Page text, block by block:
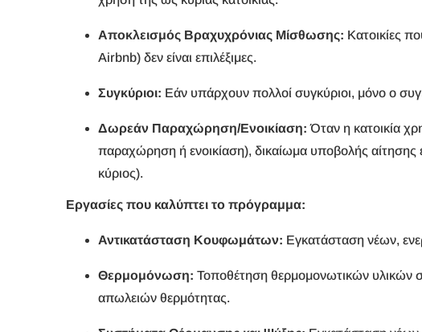
Αποκλεισμός Βραχυχρόνιας Μίσθωσης: Κατοικίες
Airbnb) δεν είναι επιλέξιμες.
Συγκύριοι: Εάν υπάρχουν πολλοί συγκύριοι, μόνο ο
Δωρεάν Παραχώρηση/Ενοικίαση: Όταν η κατοικία
παραχώρηση ή ενοικίαση), δικαίωμα υποβολής αίτησης
κύριος).
Εργασίες που καλύπτει το πρόγραμμα:
Αντικατάσταση Κουφωμάτων: Εγκατάσταση νέων,
Θερμομόνωση: Τοποθέτηση θερμομονωτικών υλικών
απωλειών θερμότητας.